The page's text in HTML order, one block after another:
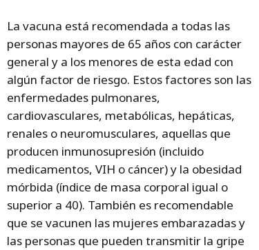
La vacuna está recomendada a todas las
personas mayores de 65 años con carácter
general y a los menores de esta edad con
algún factor de riesgo. Estos factores son las
enfermedades pulmonares,
cardiovasculares, metabólicas, hepáticas,
renales o neuromusculares, aquellas que
producen inmunosupresión (incluido
medicamentos, VIH o cáncer) y la obesidad
mórbida (índice de masa corporal igual o
superior a 40). También es recomendable
que se vacunen las mujeres embarazadas y
las personas que pueden transmitir la gripe